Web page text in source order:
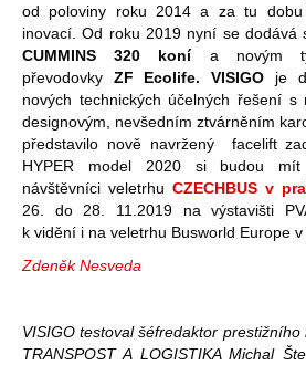
od poloviny roku 2014 a za tu
inovací. Od roku 2019 nyní se dodává
CUMMINS 320 konía novým
převodovky ZF Ecolife. VISIGO je
nových technických účelných řešení s
designovým, nevšedním ztvárněním
představilo nově navržený facelift
HYPER model 2020 si budou mít
návštěvníci veletrhu CZECHBUS v
26. do 28. 11.2019 na výstavišti
k vidění i na veletrhu Busworld Europe v
Zdeněk Nesveda
VISIGO testoval šéfredaktor
TRANSPOST A LOGISTIKA Michal